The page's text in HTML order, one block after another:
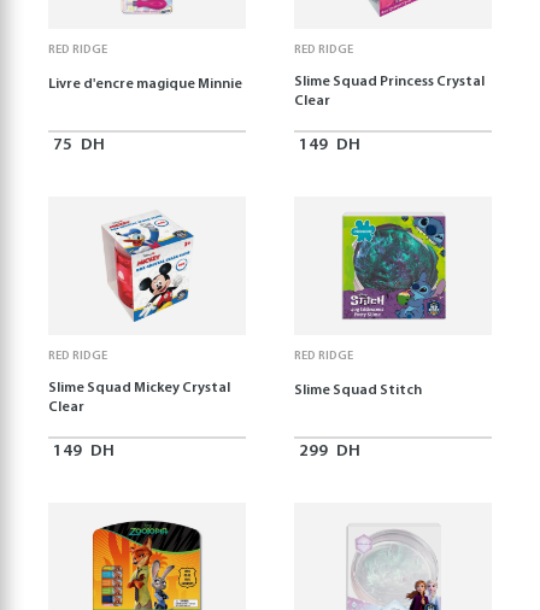
RED RIDGE
Livre d'encre magique Minnie
75 DH
RED RIDGE
Slime Squad Princess Crystal
Clear
149 DH
RED RIDGE
Slime Squad Mickey Crystal
Clear
149 DH
RED RIDGE
Slime Squad Stitch
299 DH